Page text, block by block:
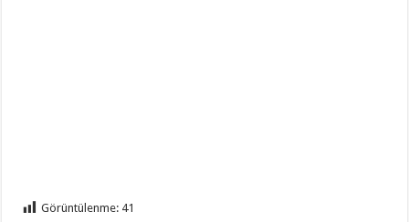
Görüntülenme: 41